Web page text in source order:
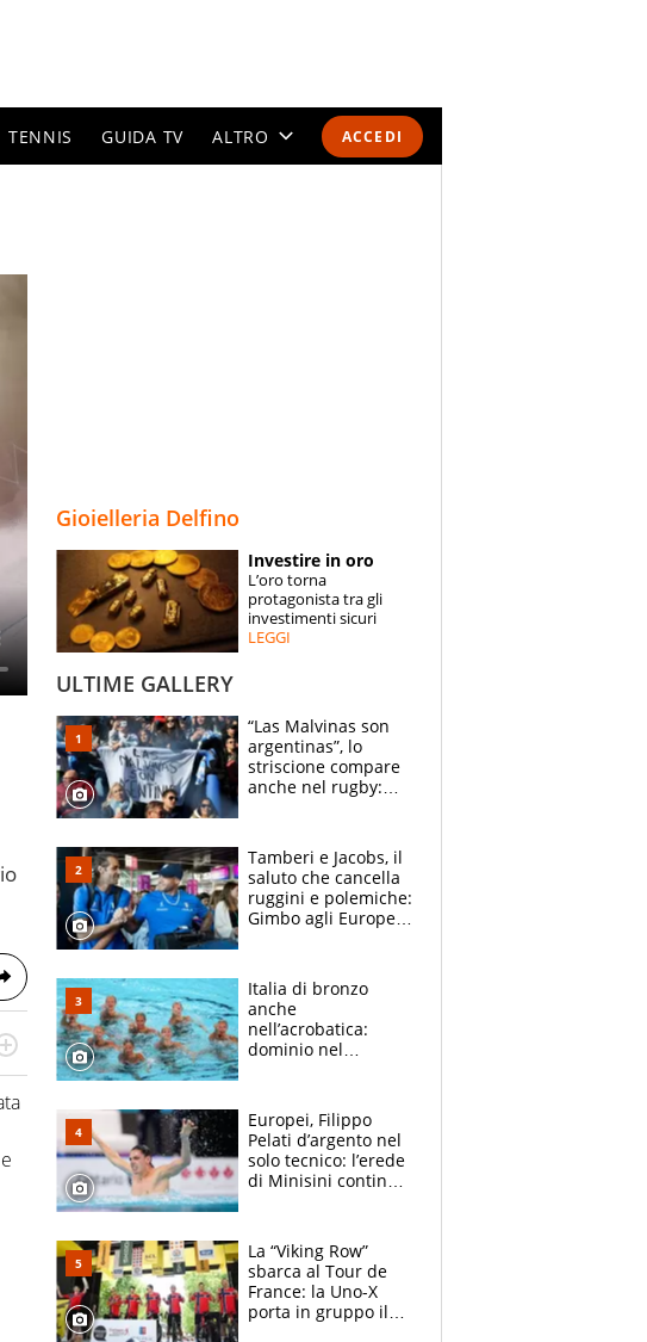
ACCEDI
TENNIS GUIDA TV ALTRO
SPECIALI
ESPERTI
Gioielleria Delfino
Investire in oro
L’oro torna
protagonista tra gli
investimenti sicuri
LEGGI
ULTIME GALLERY
“Las Malvinas son
argentinas”, lo
striscione compare
anche nel rugby:
un caso
Tamberi e Jacobs, il
saluto che cancella
ruggini e polemiche:
Gimbo agli Europei
Italia di bronzo
anche
nell’acrobatica:
dominio nel
e compagni
continuare
Europei, Filippo
Pelati d’argento nel
solo tecnico: l’erede
di Minisini continua
mirino
La “Viking Row”
sbarca al Tour de
France: la Uno-X
porta in gruppo il